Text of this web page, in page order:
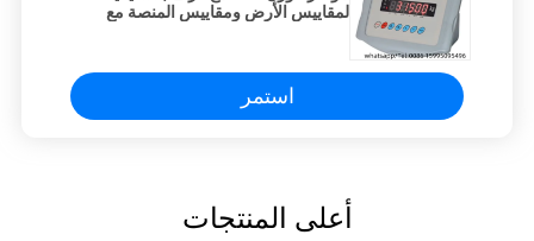
لمقاييس الأرض ومقاييس المنصة مع
استمر
أعلى المنتجات